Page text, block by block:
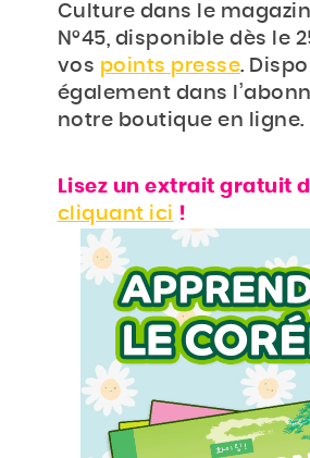
Culture dans le
N°45, disponible dès le
vos points presse.
également dans
notre boutique en ligne.
Lisez un extrait gratuit
cliquant ici !